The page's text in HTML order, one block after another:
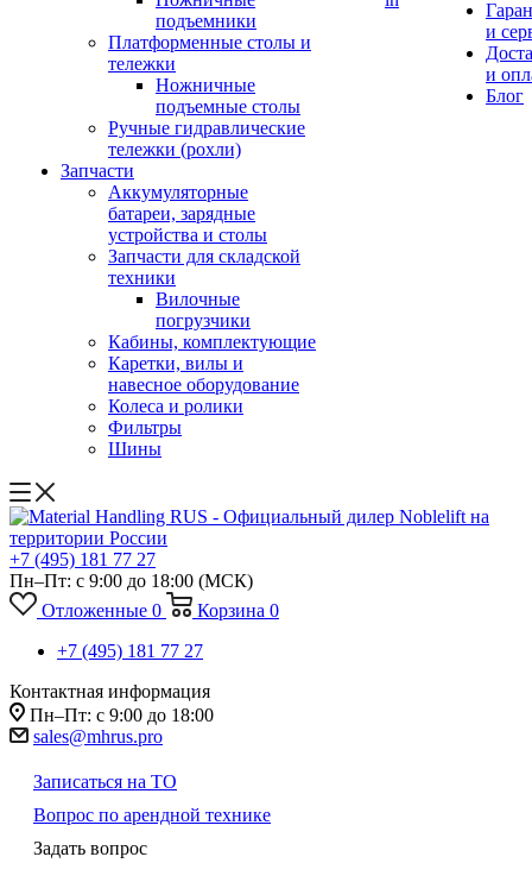
подъемники
Платформенные столы и
тележки
Ножничные
подъемные столы
Ручные гидравлические
тележки (рохли)
Запчасти
Аккумуляторные
батареи, зарядные
устройства и столы
Запчасти для складской
техники
Вилочные
погрузчики
Кабины, комплектующие
Каретки, вилы и
навесное оборудование
Колеса и ролики
Фильтры
Шины
и
и
Блог
+7 (495) 181 77 27
Пн–Пт: с 9:00 до 18:00 (МСК)
Отложенные 0 Корзина 0
+7 (495) 181 77 27
Контактная информация
Пн–Пт: с 9:00 до 18:00
sales@mhrus.pro
Записаться на ТО
Вопрос по арендной технике
Задать вопрос